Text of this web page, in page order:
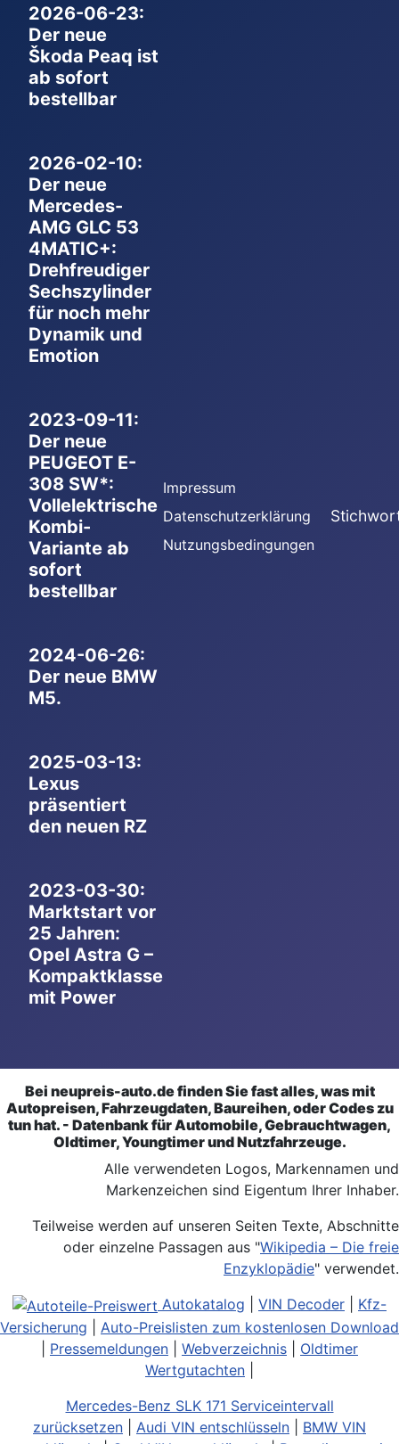
2026-06-23:
Der neue
Škoda Peaq ist
ab sofort
bestellbar
2026-02-10:
Der neue
Mercedes-
AMG GLC 53
4MATIC+:
Drehfreudiger
Sechszylinder
für noch mehr
Dynamik und
Emotion
2023-09-11:
Der neue
PEUGEOT E-
308 SW*:
Vollelektrische
Kombi-
Variante ab
sofort
bestellbar
2024-06-26:
Der neue BMW
M5.
2025-03-13:
Lexus
präsentiert
den neuen RZ
2023-03-30:
Marktstart vor
25 Jahren:
Opel Astra G –
Kompaktklasse
mit Power
Impressum
Datenschutzerklärung
Nutzungsbedingungen
Bei neupreis-auto.de finden Sie fast alles, was mit
Autopreisen, Fahrzeugdaten, Baureihen, oder Codes zu
tun hat. - Datenbank für Automobile, Gebrauchtwagen,
Oldtimer, Youngtimer und Nutzfahrzeuge.
Alle verwendeten Logos, Markennamen und
Markenzeichen sind Eigentum Ihrer Inhaber.
Teilweise werden auf unseren Seiten Texte, Abschnitte
oder einzelne Passagen aus "Wikipedia – Die freie
Enzyklopädie" verwendet.
Autokatalog
VIN Decoder
Kfz-
Versicherung
Auto-Preislisten zum kostenlosen Download
Pressemeldungen Webverzeichnis
Oldtimer
Wertgutachten
Mercedes-Benz SLK 171 Serviceintervall
zurücksetzen
Audi VIN entschlüsseln
BMW VIN